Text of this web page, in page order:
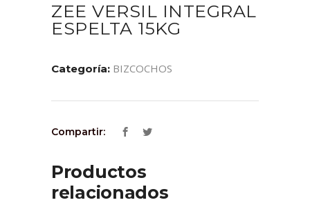
ZEE VERSIL INTEGRAL
ESPELTA 15KG
Categoría: BIZCOCHOS
Compartir:
Productos
relacionados